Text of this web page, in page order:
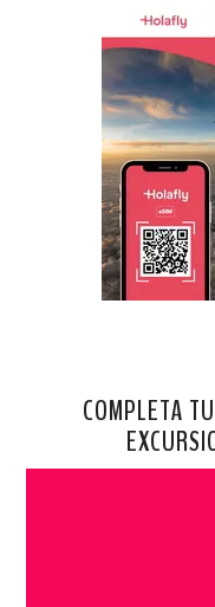
COMPLETA